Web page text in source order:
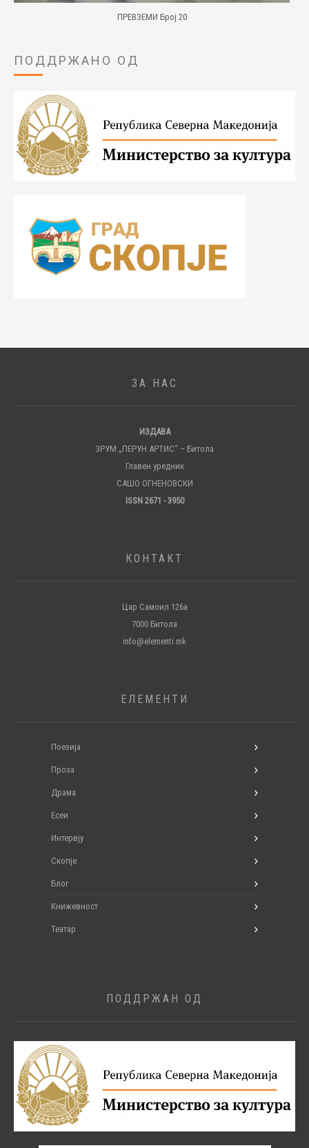
ПРЕВЗЕМИ Број 20
ПОДДРЖАНО ОД
ЗА НАС
ИЗДАВА
ЗРУМ „ПЕРУН АРТИС“ – Битола
Главен уредник
САШО ОГНЕНОВСКИ
ISSN 2671 - 3950
КОНТАКТ
Цар Самоил 126а
7000 Битола
info@elementi.mk
ЕЛЕМЕНТИ
Поезија
Проза
Драма
Есеи
Интервју
Скопје
Блог
Книжевност
Театар
ПОДДРЖАН ОД